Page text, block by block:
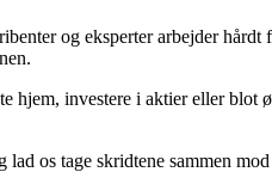
og eksperter arbejder
investere i aktier eller
os tage skridtene sammen